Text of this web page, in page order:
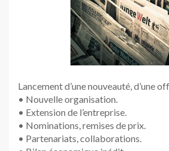
Lancement d’une nouveauté, d’une
• Nouvelle organisation.
• Extension de l’entreprise.
• Nominations, remises de prix.
• Partenariats, collaborations.